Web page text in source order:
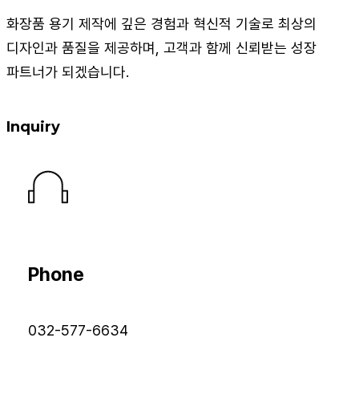
화장품 용기 제작에 깊은 경험과 혁신적 기술로 최상의
디자인과 품질을 제공하며, 고객과 함께 신뢰받는 성장
파트너가 되겠습니다.
Inquiry
Phone
032-577-6634